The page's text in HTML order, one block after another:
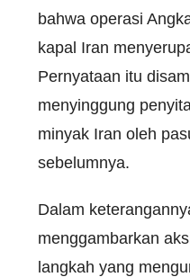
bahwa operasi
kapal Iran
Pernyataan itu
menyinggung
minyak Iran oleh
sebelumnya.
Dalam
menggambarkan
langkah yang